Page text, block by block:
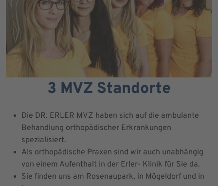
3 MVZ Standorte
Die DR. ERLER MVZ haben sich auf die ambulante
Behandlung orthopädischer Erkrankungen
spezialisiert.
Als orthopädische Praxen sind wir auch unabhängig
von einem Aufenthalt in der Erler- Klinik für Sie da.
Sie finden uns am Rosenaupark, in Mögeldorf und in